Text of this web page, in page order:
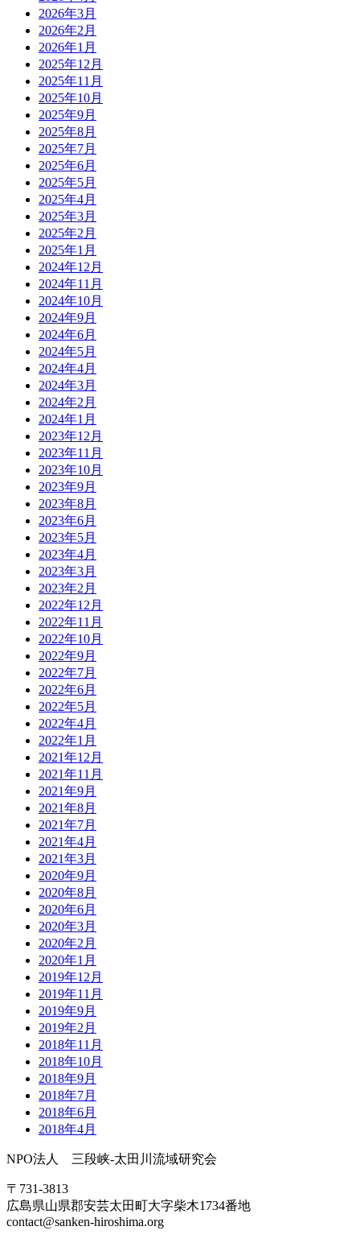
2026年3月
2026年2月
2026年1月
2025年12月
2025年11月
2025年10月
2025年9月
2025年8月
2025年7月
2025年6月
2025年5月
2025年4月
2025年3月
2025年2月
2025年1月
2024年12月
2024年11月
2024年10月
2024年9月
2024年6月
2024年5月
2024年4月
2024年3月
2024年2月
2024年1月
2023年12月
2023年11月
2023年10月
2023年9月
2023年8月
2023年6月
2023年5月
2023年4月
2023年3月
2023年2月
2022年12月
2022年11月
2022年10月
2022年9月
2022年7月
2022年6月
2022年5月
2022年4月
2022年1月
2021年12月
2021年11月
2021年9月
2021年8月
2021年7月
2021年4月
2021年3月
2020年9月
2020年8月
2020年6月
2020年3月
2020年2月
2020年1月
2019年12月
2019年11月
2019年9月
2019年2月
2018年11月
2018年10月
2018年9月
2018年7月
2018年6月
2018年4月
NPO法人 三段峡-太田川流域研究会
〒731-3813
広島県山県郡安芸太田町大字柴木1734番地
contact@sanken-hiroshima.org